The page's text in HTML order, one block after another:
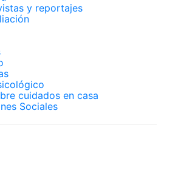
y reportajes
cuidados en casa
Sociales